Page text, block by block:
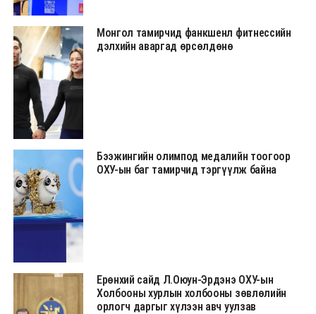
Монгол тамирчид фанкшенл фитнессийн
дэлхийн аваргад өрсөлдөнө
Бээжингийн олимпод медалийн тоогоор
ОХУ-ын баг тамирчид тэргүүлж байна
Ерөнхий сайд Л.Оюун-Эрдэнэ ОХУ-ын
Холбооны хурлын холбооны зөвлөлийн
орлогч даргыг хүлээн авч уулзав